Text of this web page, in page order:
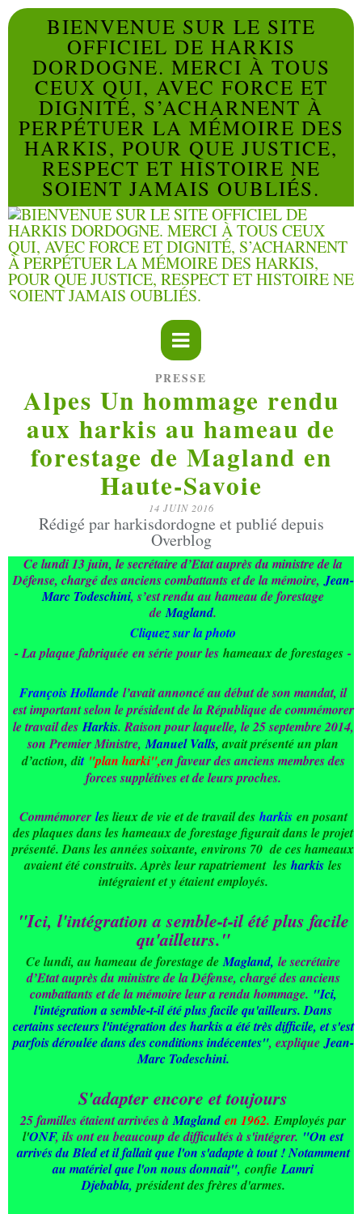
BIENVENUE SUR LE SITE
OFFICIEL DE HARKIS
DORDOGNE. MERCI À TOUS
CEUX QUI, AVEC FORCE ET
DIGNITÉ, S’ACHARNENT À
PERPÉTUER LA MÉMOIRE DES
HARKIS, POUR QUE JUSTICE,
RESPECT ET HISTOIRE NE
SOIENT JAMAIS OUBLIÉS.
PRESSE
Alpes Un hommage rendu
aux harkis au hameau de
forestage de Magland en
Haute-Savoie
14 JUIN 2016
Rédigé par harkisdordogne et publié depuis
Overblog
Ce lundi 13 juin, le secrétaire d’Etat auprès du ministre de la
Défense, chargé des anciens combattants et de la mémoire,Jean-
Marc Todeschini, s’est rendu au hameau de forestage
deMagland.
Cliquez sur la photo
- La plaque fabriquée en série pour les hameaux de forestages -
François Hollande l’avait annoncé au début de son mandat, il
est important selon le président de la République de commémorer
le travail desHarkis. Raison pour laquelle, le 25 septembre 2014,
son Premier Ministre,Manuel Valls, avait présenté un plan
d’action, dit "plan harki",en faveur des anciens membres des
forces supplétives et de leurs proches.
Commémorerles lieux de vie et de travail desharkis en posant
des plaques dans les hameaux de forestage figurait dans le projet
présenté. Dans les années soixante, environs 70 de ces hameaux
avaient été construits. Après leur rapatriement les harkis les
intégraient et y étaient employés.
"Ici, l'intégration a semble-t-il été plus facile
qu'ailleurs."
Ce lundi, au hameau de forestage deMagland, le secrétaire
d’Etat auprès du ministre de la Défense, chargé des anciens
combattants et de la mémoire leur a rendu hommage. "Ici,
l'intégration a semble-t-il été plus facile qu'ailleurs. Dans
certains secteurs l'intégration des harkis a été très difficile, et s'est
parfois déroulée dans des conditions indécentes", expliqueJean-
Marc Todeschini.
S'adapter encore et toujours
25 familles étaient arrivées à Magland en 1962. Employés par
l'ONF, ils ont eu beaucoup de difficultés à s'intégrer. "On est
arrivés du Bled et il fallait que l'on s'adapte à tout ! Notamment
au matériel que l'on nous donnait", confie Lamri
Djebabla, président des frères d'armes.